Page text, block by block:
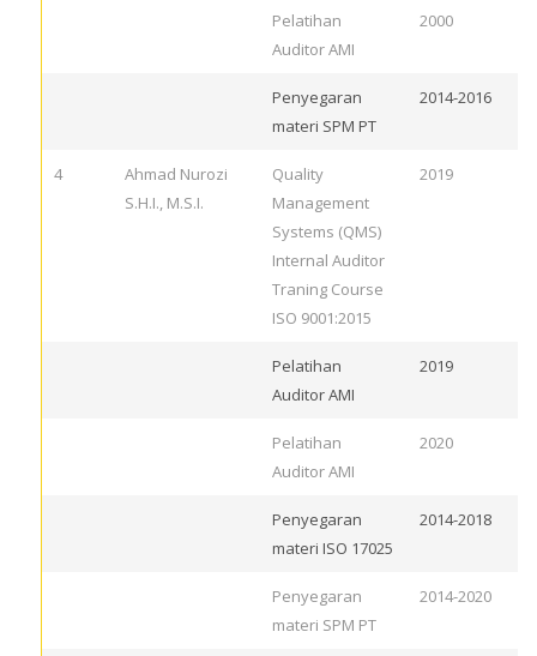
Pelatihan
Auditor AMI
2000
Penyegaran
materi SPM PT
2014-2016
4
Ahmad Nurozi
S.H.I., M.S.I.
Quality
Management
Systems (QMS)
Internal Auditor
Traning Course
ISO 9001:2015
2019
Pelatihan
Auditor AMI
2019
Pelatihan
Auditor AMI
2020
Penyegaran
materi ISO 17025
2014-2018
Penyegaran
materi SPM PT
2014-2020